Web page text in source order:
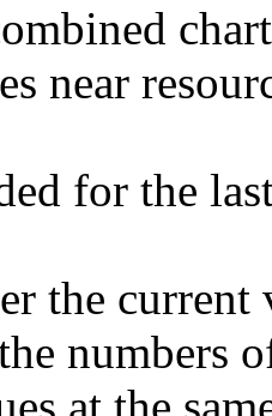
near
for the
the
numbers
at the